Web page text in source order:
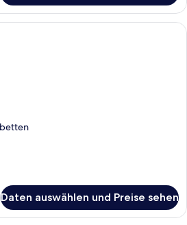
Zimmersafe, Schreibtisch,
Daten auswählen und Preise sehen